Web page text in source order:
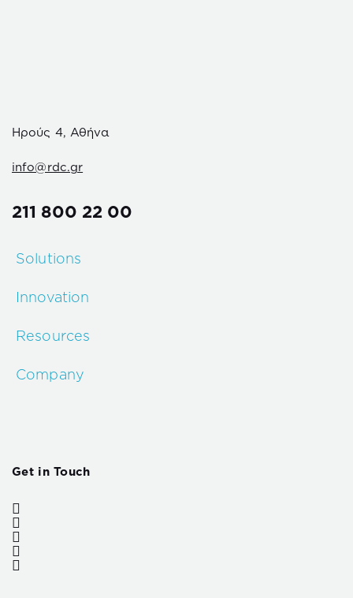
Ηρούς 4, Αθήνα
info@rdc.gr
211 800 22 00
Solutions
Innovation
Resources
Company
Get in Touch